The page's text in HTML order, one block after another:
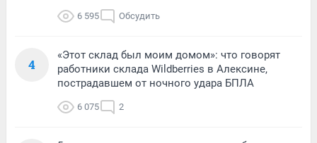
6 595 Обсудить
4
«Этот склад был моим домом»: что говорят
работники склада Wildberries в Алексине,
пострадавшем от ночного удара БПЛА
6 075 2